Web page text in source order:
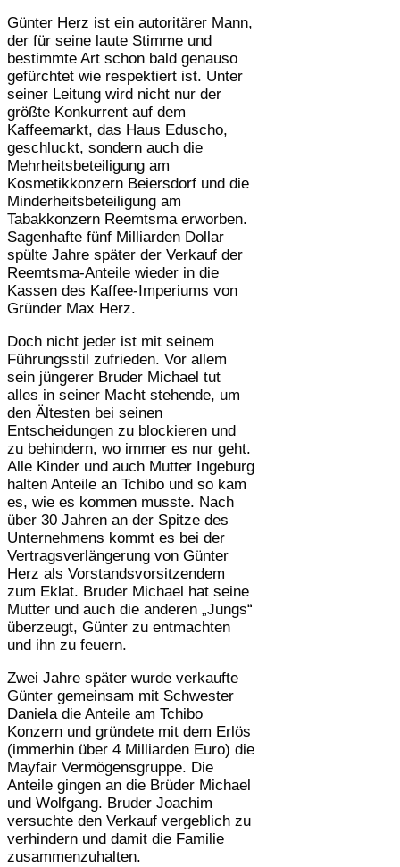
Günter Herz ist ein autoritärer Mann,
der für seine laute Stimme und
bestimmte Art schon bald genauso
gefürchtet wie respektiert ist. Unter
seiner Leitung wird nicht nur der
größte Konkurrent auf dem
Kaffeemarkt, das Haus Eduscho,
geschluckt, sondern auch die
Mehrheitsbeteiligung am
Kosmetikkonzern Beiersdorf und die
Minderheitsbeteiligung am
Tabakkonzern Reemtsma erworben.
Sagenhafte fünf Milliarden Dollar
spülte Jahre später der Verkauf der
Reemtsma-Anteile wieder in die
Kassen des Kaffee-Imperiums von
Gründer Max Herz.
Doch nicht jeder ist mit seinem
Führungsstil zufrieden. Vor allem
sein jüngerer Bruder Michael tut
alles in seiner Macht stehende, um
den Ältesten bei seinen
Entscheidungen zu blockieren und
zu behindern, wo immer es nur geht.
Alle Kinder und auch Mutter Ingeburg
halten Anteile an Tchibo und so kam
es, wie es kommen musste. Nach
über 30 Jahren an der Spitze des
Unternehmens kommt es bei der
Vertragsverlängerung von Günter
Herz als Vorstandsvorsitzendem
zum Eklat. Bruder Michael hat seine
Mutter und auch die anderen „Jungs“
überzeugt, Günter zu entmachten
und ihn zu feuern.
Zwei Jahre später wurde verkaufte
Günter gemeinsam mit Schwester
Daniela die Anteile am Tchibo
Konzern und gründete mit dem Erlös
(immerhin über 4 Milliarden Euro) die
Mayfair Vermögensgruppe. Die
Anteile gingen an die Brüder Michael
und Wolfgang. Bruder Joachim
versuchte den Verkauf vergeblich zu
verhindern und damit die Familie
zusammenzuhalten.